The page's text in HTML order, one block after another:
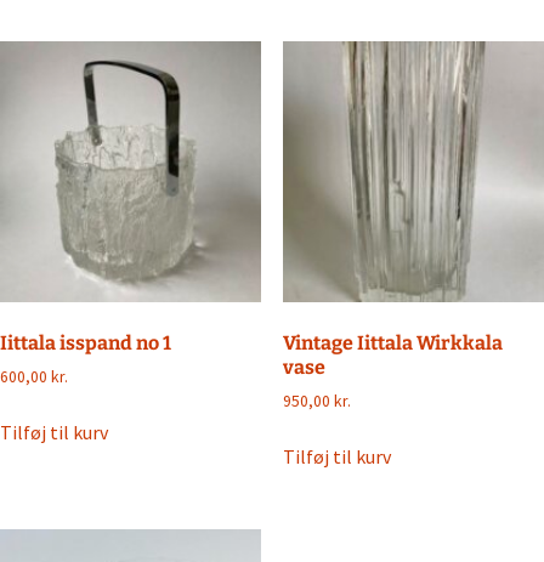
Iittala isspand no 1
600,00 kr.
Tilføj til kurv
Vintage Iittala Wirkkala
vase
950,00 kr.
Tilføj til kurv